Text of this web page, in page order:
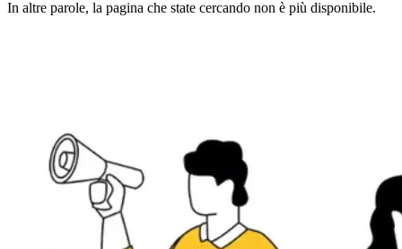
In altre parole, la pagina che state cercando non è più disponibile.